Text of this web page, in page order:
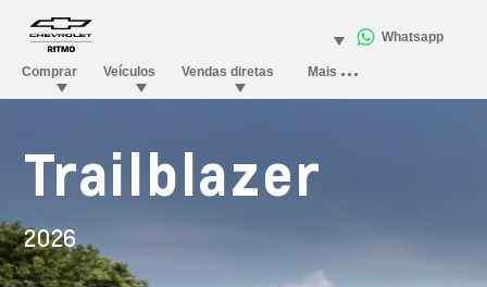
Trailblazer
2026